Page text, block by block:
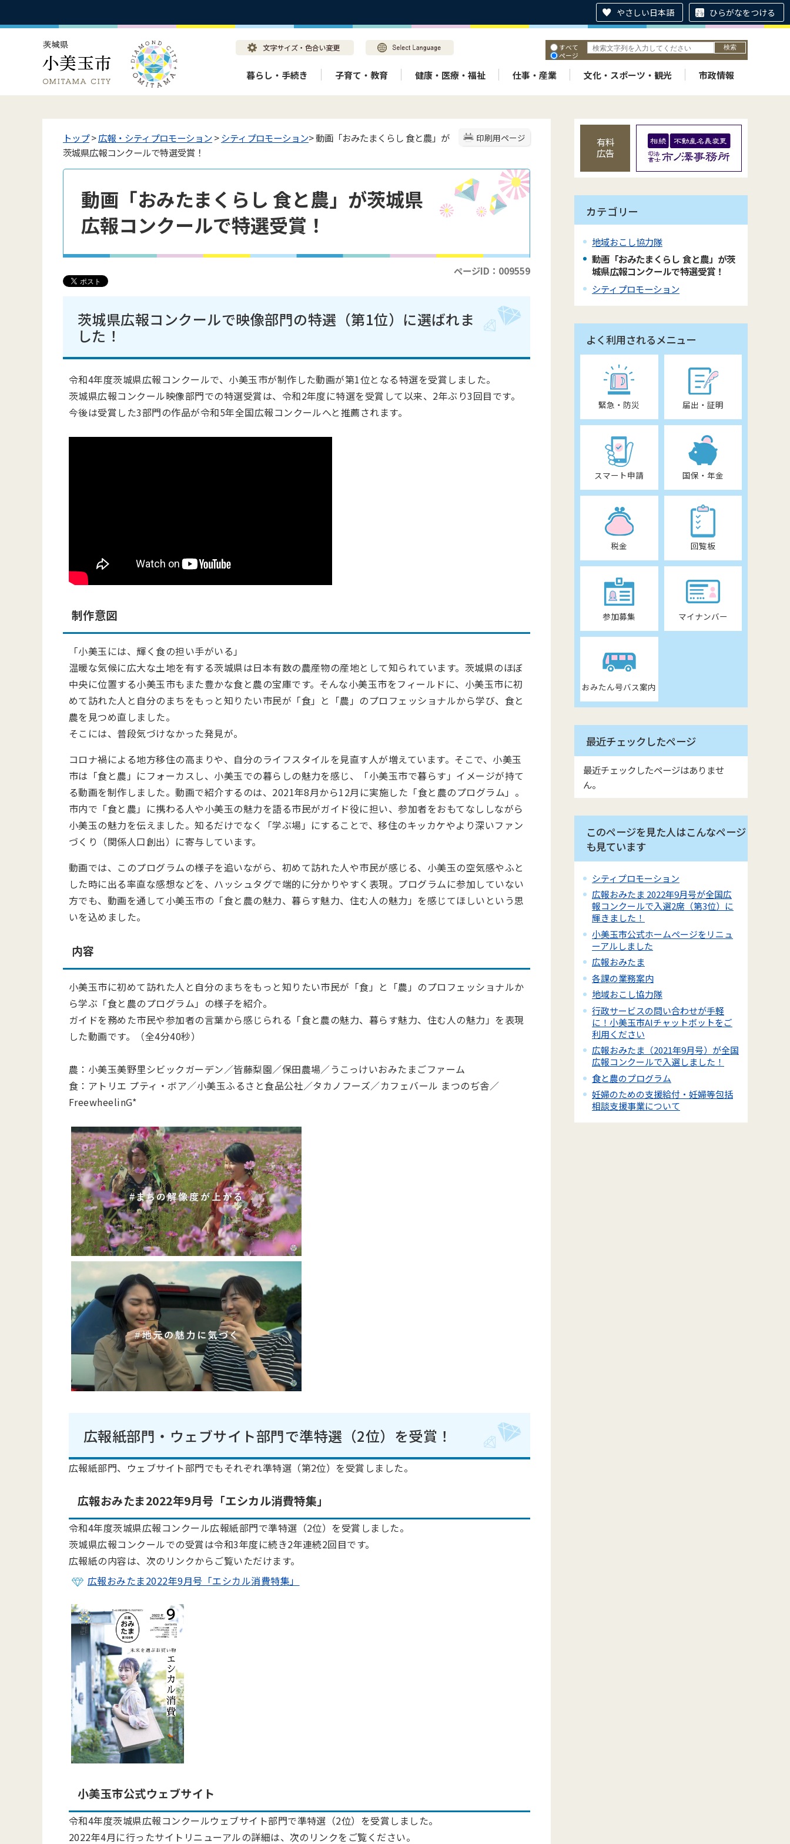
やさしい日本語 ひらがなをつける
すべて
ページ
暮らし・手続き 子育て・教育 健康・医療・福祉 仕事・産業 文化・スポーツ・観光 市政情報
印刷用ページ
トップ>広報・シティプロモーション>シティプロモーション> 動画「おみたまくらし 食と農」が
茨城県広報コンクールで特選受賞！
動画「おみたまくらし 食と農」が茨城県
広報コンクールで特選受賞！
ページID：009559
茨城県広報コンクールで映像部門の特選（第1位）に選ばれま
した！
令和4年度茨城県広報コンクールで、小美玉市が制作した動画が第1位となる特選を受賞しました。
茨城県広報コンクール映像部門での特選受賞は、令和2年度に特選を受賞して以来、2年ぶり3回目です。
今後は受賞した3部門の作品が令和5年全国広報コンクールへと推薦されます。
制作意図
「小美玉には、輝く食の担い手がいる」
温暖な気候に広大な土地を有する茨城県は日本有数の農産物の産地として知られています。茨城県のほぼ
中央に位置する小美玉市もまた豊かな食と農の宝庫です。そんな小美玉市をフィールドに、小美玉市に初
めて訪れた人と自分のまちをもっと知りたい市民が「食」と「農」のプロフェッショナルから学び、食と
農を見つめ直しました。
そこには、普段気づけなかった発見が。
コロナ禍による地方移住の高まりや、自分のライフスタイルを見直す人が増えています。そこで、小美玉
市は「食と農」にフォーカスし、小美玉での暮らしの魅力を感じ、「小美玉市で暮らす」イメージが持て
る動画を制作しました。動画で紹介するのは、2021年8月から12月に実施した「食と農のプログラム」。
市内で「食と農」に携わる人や小美玉の魅力を語る市民がガイド役に担い、参加者をおもてなししながら
小美玉の魅力を伝えました。知るだけでなく「学ぶ場」にすることで、移住のキッカケやより深いファン
づくり（関係人口創出）に寄与しています。
動画では、このプログラムの様子を追いながら、初めて訪れた人や市民が感じる、小美玉の空気感やふと
した時に出る率直な感想などを、ハッシュタグで端的に分かりやすく表現。プログラムに参加していない
方でも、動画を通して小美玉市の「食と農の魅力、暮らす魅力、住む人の魅力」を感じてほしいという思
いを込めました。
内容
小美玉市に初めて訪れた人と自分のまちをもっと知りたい市民が「食」と「農」のプロフェッショナルか
ら学ぶ「食と農のプログラム」の様子を紹介。
ガイドを務めた市民や参加者の言葉から感じられる「食と農の魅力、暮らす魅力、住む人の魅力」を表現
した動画です。
（全4分40秒）
農：小美玉美野里シビックガーデン／皆藤梨園／保田農場／うこっけいおみたまごファーム
食：アトリエ プティ・ボア／小美玉ふるさと食品公社／タカノフーズ／カフェバール まつのぢ舎／
FreewheelinG*
広報紙部門・ウェブサイト部門で準特選（2位）を受賞！
広報紙部門、ウェブサイト部門でもそれぞれ準特選（第2位）を受賞しました。
広報おみたま2022年9月号「エシカル消費特集」
令和4年度茨城県広報コンクール広報紙部門で準特選（2位）を受賞しました。
茨城県広報コンクールでの受賞は令和3年度に続き2年連続2回目です。
広報紙の内容は、次のリンクからご覧いただけます。
広報おみたま2022年9月号「エシカル消費特集」
小美玉市公式ウェブサイト
令和4年度茨城県広報コンクールウェブサイト部門で準特選（2位）を受賞しました。
2022年4月に行ったサイトリニューアルの詳細は、次のリンクをご覧ください。
有料
広告
カテゴリー
地域おこし協力隊
動画「おみたまくらし 食と農」が茨
城県広報コンクールで特選受賞！
シティプロモーション
よく利用されるメニュー
緊急・防災 届出・証明
スマート申請 国保・年金
税金 回覧板
参加募集 マイナンバー
おみたん号バス案内
最近チェックしたページ
最近チェックしたページはありませ
ん。
このページを見た人はこんなページ
も見ています
シティプロモーション
広報おみたま 2022年9月号が全国広
報コンクールで入選2席（第3位）に
輝きました！
小美玉市公式ホームページをリニュ
ーアルしました
広報おみたま
各課の業務案内
地域おこし協力隊
行政サービスの問い合わせが手軽
に！小美玉市AIチャットボットをご
利用ください
広報おみたま（2021年9月号）が全国
広報コンクールで入選しました！
食と農のプログラム
妊婦のための支援給付・妊婦等包括
相談支援事業について